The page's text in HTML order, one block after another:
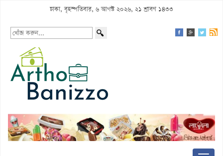
ঢাকা, বৃহস্পতিবার, ৬ আগস্ট ২০২৬, ২১ শ্রাবণ ১৪৩৩